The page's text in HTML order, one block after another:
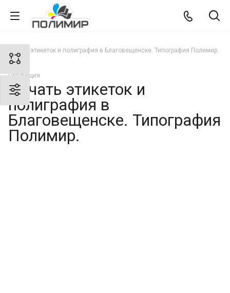
Печать этикеток и полиграфия в Благовещенске. Типография Полимир.
Продукция
Печать этикеток и
полиграфия в
Благовещенске. Типография
Полимир.